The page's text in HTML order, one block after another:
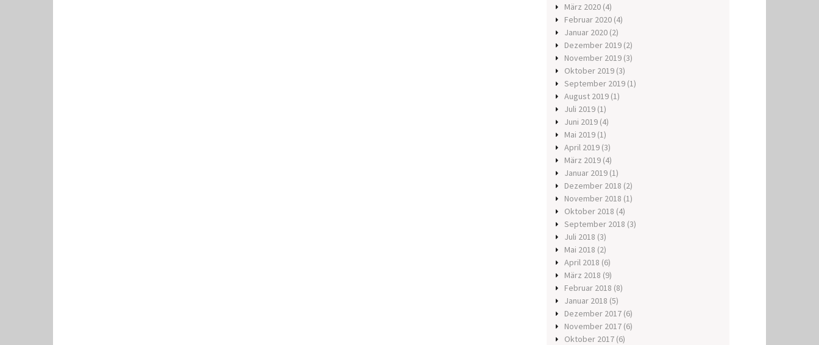
März 2020 (4)
Februar 2020 (4)
Januar 2020 (2)
Dezember 2019 (2)
November 2019 (3)
Oktober 2019 (3)
September 2019 (1)
August 2019 (1)
Juli 2019 (1)
Juni 2019 (4)
Mai 2019 (1)
April 2019 (3)
März 2019 (4)
Januar 2019 (1)
Dezember 2018 (2)
November 2018 (1)
Oktober 2018 (4)
September 2018 (3)
Juli 2018 (3)
Mai 2018 (2)
April 2018 (6)
März 2018 (9)
Februar 2018 (8)
Januar 2018 (5)
Dezember 2017 (6)
November 2017 (6)
Oktober 2017 (6)